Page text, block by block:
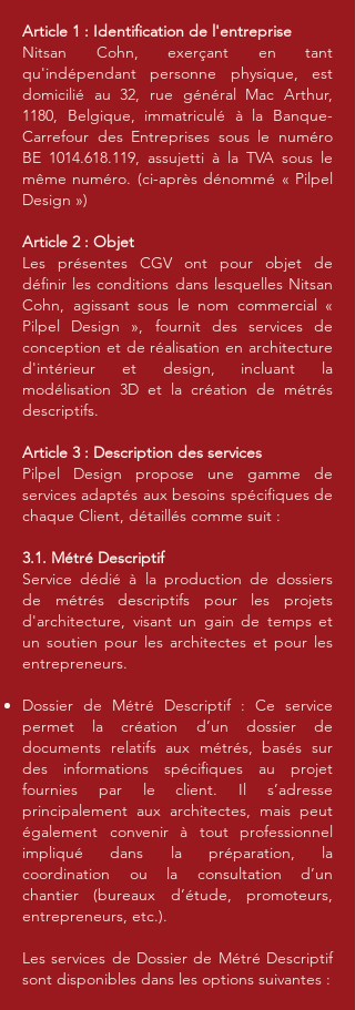
Article 1 : Identification de l'entreprise
Nitsan Cohn, exerçant en tant
qu'indépendant personne physique, est
domicilié au 32, rue général Mac Arthur,
1180, Belgique, immatriculé à la Banque-
Carrefour des Entreprises sous le numéro
BE 1014.618.119, assujetti à la TVA sous le
même numéro. (ci-après dénommé « Pilpel
Design »)
Article 2 : Objet
Les présentes CGV ont pour objet de
définir les conditions dans lesquelles Nitsan
Cohn, agissant sous le nom commercial «
Pilpel Design », fournit des services de
conception et de réalisation en architecture
d'intérieur et design, incluant la
modélisation 3D et la création de métrés
descriptifs.
Article 3 : Description des services
Pilpel Design propose une gamme de
services adaptés aux besoins spécifiques de
chaque Client, détaillés comme suit :
3.1. Métré Descriptif
Service dédié à la production de dossiers
de métrés descriptifs pour les projets
d'architecture, visant un gain de temps et
un soutien pour les architectes et pour les
entrepreneurs.
Dossier de Métré Descriptif : Ce service
permet la création d’un dossier de
documents relatifs aux métrés, basés sur
des informations spécifiques au projet
fournies par le client. Il s’adresse
principalement aux architectes, mais peut
également convenir à tout professionnel
impliqué dans la préparation, la
coordination ou la consultation d’un
chantier (bureaux d’étude, promoteurs,
entrepreneurs, etc.).
Les services de Dossier de Métré Descriptif
sont disponibles dans les options suivantes :